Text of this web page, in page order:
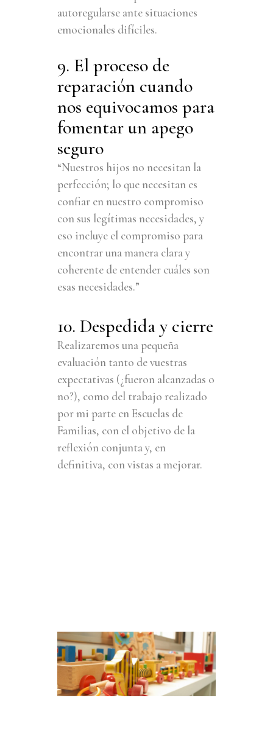
autoregularse ante situaciones
emocionales difíciles.
9. El proceso de
reparación cuando
nos equivocamos para
fomentar un apego
seguro
“Nuestros hijos no necesitan la
perfección; lo que necesitan es
confiar en nuestro compromiso
con sus legítimas necesidades, y
eso incluye el compromiso para
encontrar una manera clara y
coherente de entender cuáles son
esas necesidades.”
10. Despedida y cierre
Realizaremos una pequeña
evaluación tanto de vuestras
expectativas (¿fueron alcanzadas o
no?), como del trabajo realizado
por mi parte en Escuelas de
Familias, con el objetivo de la
reflexión conjunta y, en
definitiva, con vistas a mejorar.